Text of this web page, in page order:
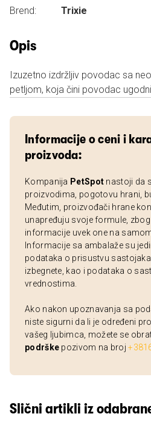
Brend:
Trixie
Opis
Izuzetno izdržljiv povodac sa
petljom, koja čini povodac
Informacije o ceni i
proizvoda:
Kompanija PetSpot nastoji da
proizvodima, pogotovu hrani,
Međutim, proizvođači hrane
unapređuju svoje formule,
informacije uvek one na
Informacije sa ambalaže su
podataka o prisustvu
izbegnete, kao i podataka o
vrednostima.
Ako nakon upoznavanja sa
niste sigurni da li je određeni
vašeg ljubimca, možete se
podrške pozivom na broj
Slični artikli iz